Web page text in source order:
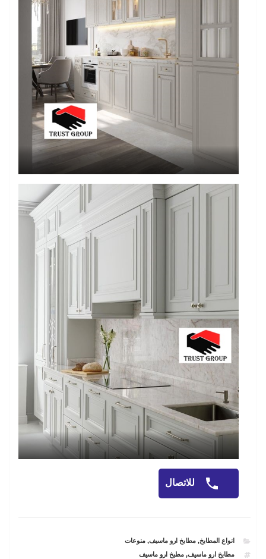
للاتصال
CATEGORIES
انواع المطابخ,مطابخ ارو ماسيف,منوعات
TAGS
مطابخ ارو ماسيف,مطبخ ارو ماسيف